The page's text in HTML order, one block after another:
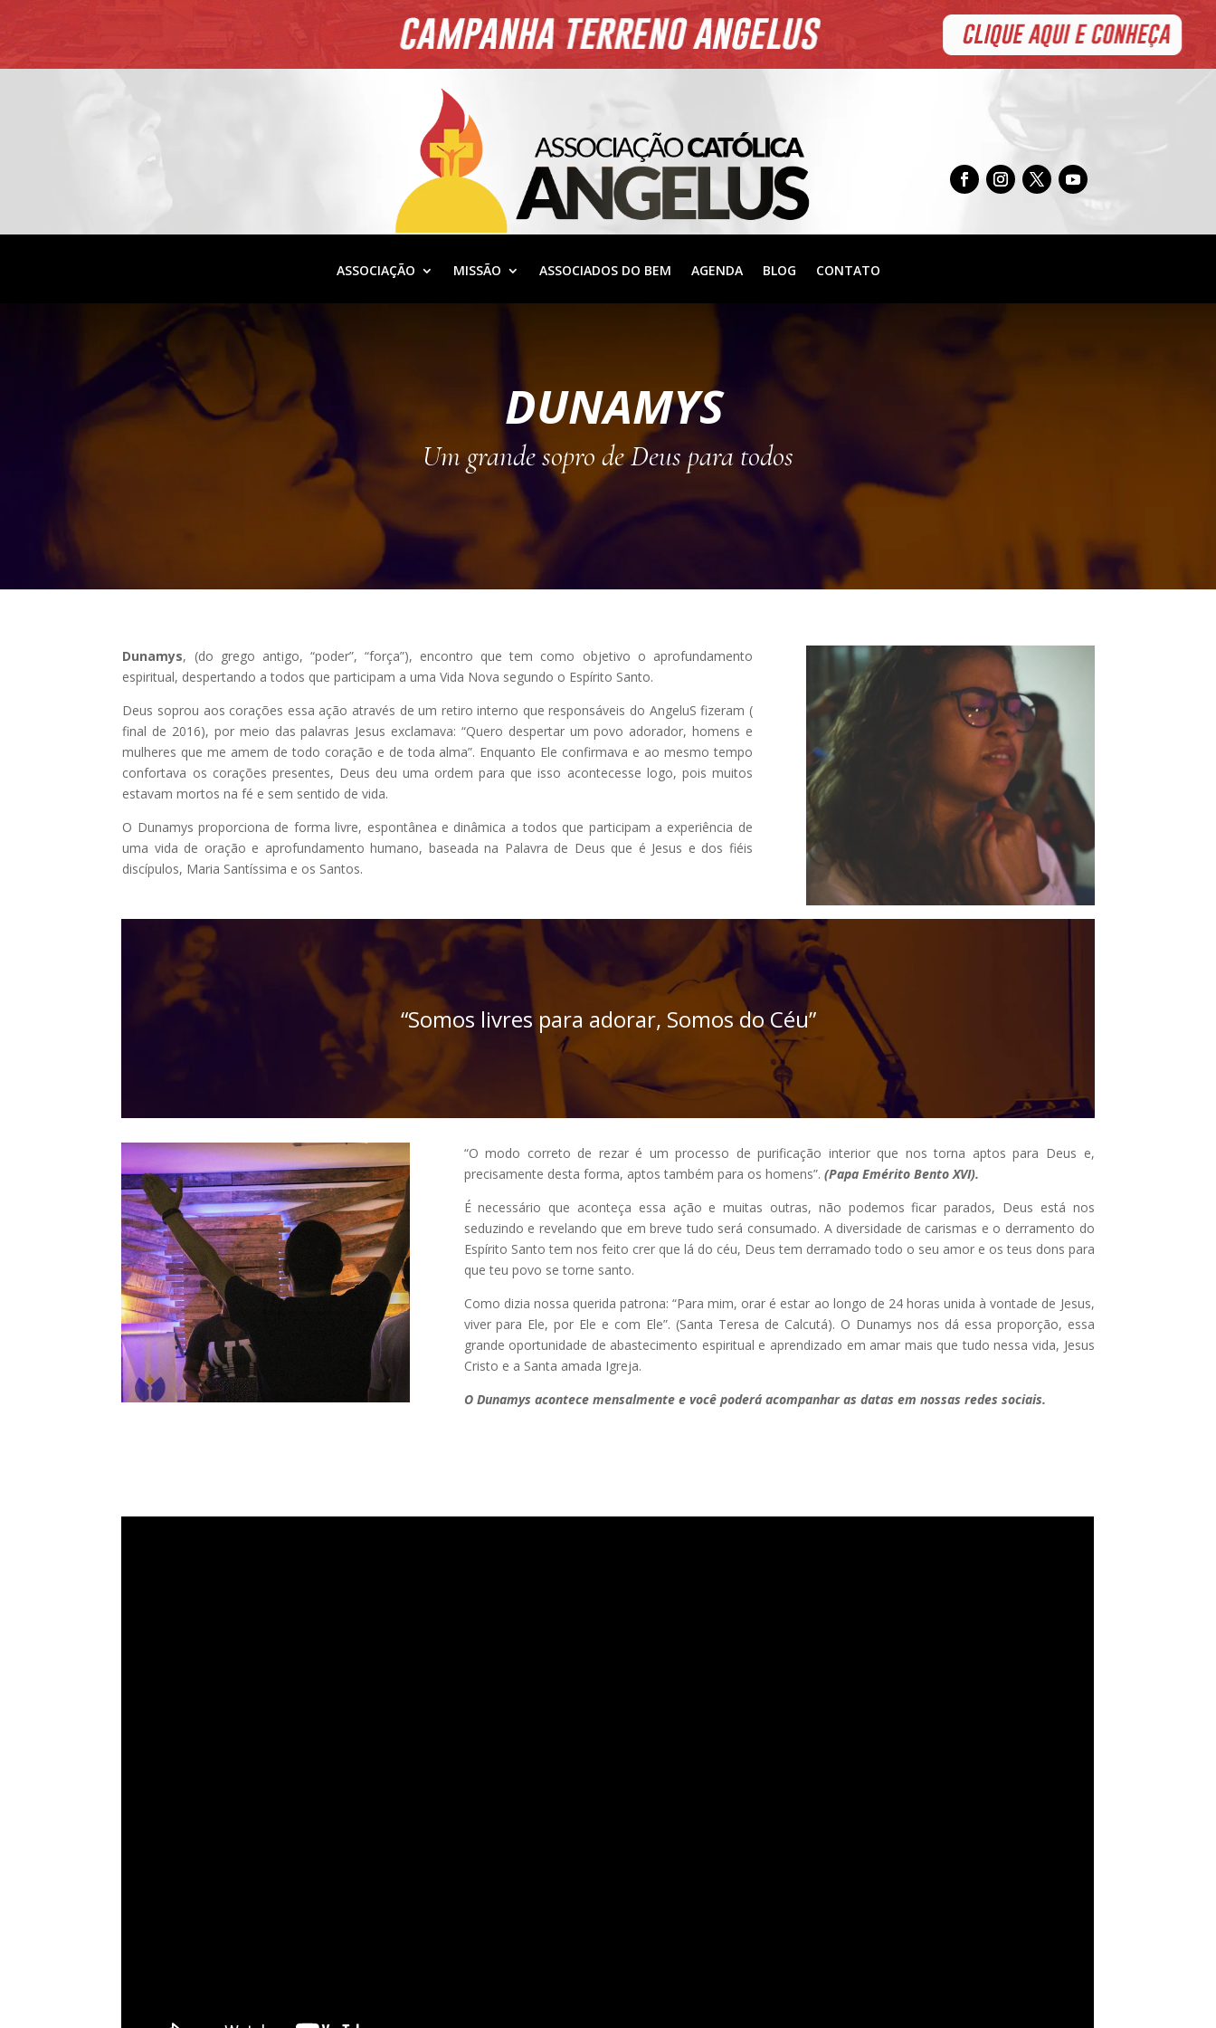
ASSOCIAÇÃO MISSÃO ASSOCIADOS DO BEM AGENDA BLOG CONTATO
DUNAMYS
Um grande sopro de Deus para todos
Dunamys, (do grego antigo, “poder”, “força”), encontro que tem como objetivo o aprofundamento
espiritual, despertando a todos que participam a uma Vida Nova segundo o Espírito Santo.
Deus soprou aos corações essa ação através de um retiro interno que responsáveis do AngeluS fizeram (
final de 2016), por meio das palavras Jesus exclamava: “Quero despertar um povo adorador, homens e
mulheres que me amem de todo coração e de toda alma”. Enquanto Ele confirmava e ao mesmo tempo
confortava os corações presentes, Deus deu uma ordem para que isso acontecesse logo, pois muitos
estavam mortos na fé e sem sentido de vida.
O Dunamys proporciona de forma livre, espontânea e dinâmica a todos que participam a experiência de
uma vida de oração e aprofundamento humano, baseada na Palavra de Deus que é Jesus e dos fiéis
discípulos, Maria Santíssima e os Santos.
“Somos livres para adorar, Somos do Céu”
“O modo correto de rezar é um processo de purificação interior que nos torna aptos para Deus e,
precisamente desta forma, aptos também para os homens”. (Papa Emérito Bento XVI).
É necessário que aconteça essa ação e muitas outras, não podemos ficar parados, Deus está nos
seduzindo e revelando que em breve tudo será consumado. A diversidade de carismas e o derramento do
Espírito Santo tem nos feito crer que lá do céu, Deus tem derramado todo o seu amor e os teus dons para
que teu povo se torne santo.
Como dizia nossa querida patrona: “Para mim, orar é estar ao longo de 24 horas unida à vontade de Jesus,
viver para Ele, por Ele e com Ele”. (Santa Teresa de Calcutá). O Dunamys nos dá essa proporção, essa
grande oportunidade de abastecimento espiritual e aprendizado em amar mais que tudo nessa vida, Jesus
Cristo e a Santa amada Igreja.
O Dunamys acontece mensalmente e você poderá acompanhar as datas em nossas redes sociais.